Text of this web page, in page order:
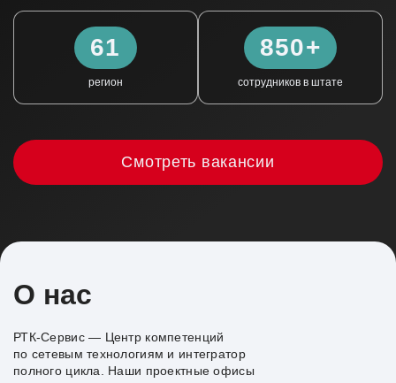
61
регион
850+
cотрудников в штате
Смотреть вакансии
О нас
РТК-Сервис — Центр компетенций
по сетевым технологиям и интегратор
полного цикла. Наши проектные офисы